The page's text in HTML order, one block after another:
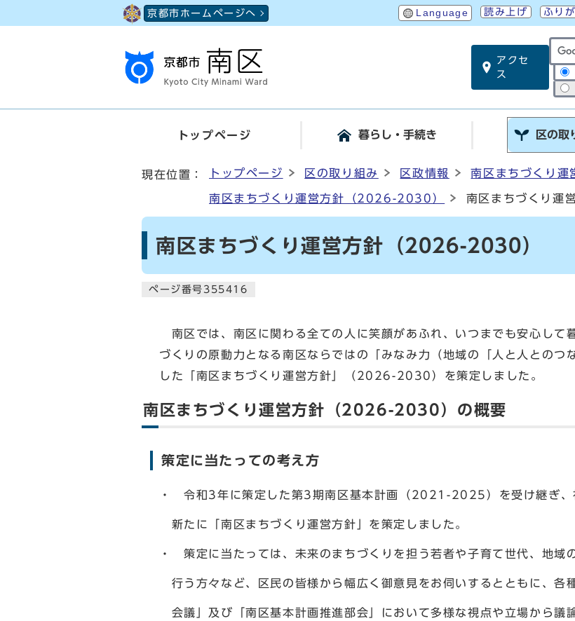
京都市ホームページへ Language 読み上げ ふり
アクセ
ス
サ
トップページ 暮らし・手続き 区の取
現在位置： トップページ 区の取り組み 区政情報 南区まちづくり運
南区まちづくり運営方針（2026-2030） 南区まちづくり運
南区まちづくり運営方針（2026-2030）
ページ番号355416
南区では、南区に関わる全ての人に笑顔があふれ、いつまでも安心して
づくりの原動力となる南区ならではの「みなみ力（地域の「人と人とのつ
した「南区まちづくり運営方針」（2026-2030）を策定しました。
南区まちづくり運営方針（2026-2030）の概要
策定に当たっての考え方
・ 令和3年に策定した第3期南区基本計画（2021-2025）を受け継ぎ、
新たに「南区まちづくり運営方針」を策定しました。
・ 策定に当たっては、未来のまちづくりを担う若者や子育て世代、地域
行う方々など、区民の皆様から幅広く御意見をお伺いするとともに、各
会議」及び「南区基本計画推進部会」において多様な視点や立場から議